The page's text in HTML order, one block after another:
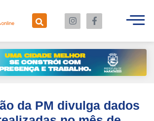
da PM divulga dados